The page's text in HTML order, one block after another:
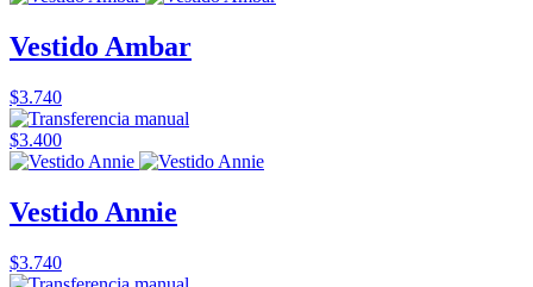
Vestido Ambar
$3.740
$3.400
Vestido Annie
$3.740